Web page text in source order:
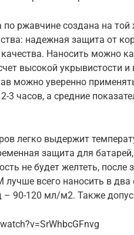
по ржавчине создана на
надежная защита от
Наносить можно
высокой укрывистости
можно уверенно
3 часов, а средние
легко выдержит
защита для
не будет желтеть, после
всего наносить в
– 90-120 мл/м2. Также